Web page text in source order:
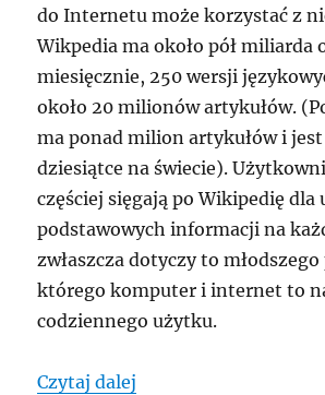
do Internetu może korzystać z
Wikpedia ma około pół miliarda
miesięcznie, 250 wersji
około 20 milionów artykułów.
ma ponad milion artykułów i
dziesiątce na świecie).
częściej sięgają po Wikipedię dla
podstawowych informacji na
zwłaszcza dotyczy to
którego komputer i internet to
codziennego użytku.
Czytaj dalej